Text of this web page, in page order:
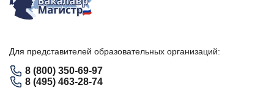
Для представителей образовательных организаций:
8 (800) 350-69-97
8 (495) 463-28-74